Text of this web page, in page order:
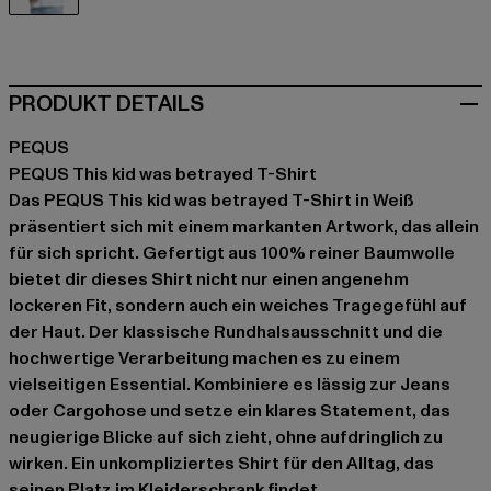
PRODUKT DETAILS
PEQUS
PEQUS This kid was betrayed T-Shirt
Das PEQUS This kid was betrayed T-Shirt in Weiß
präsentiert sich mit einem markanten Artwork, das allein
für sich spricht. Gefertigt aus 100% reiner Baumwolle
bietet dir dieses Shirt nicht nur einen angenehm
lockeren Fit, sondern auch ein weiches Tragegefühl auf
der Haut. Der klassische Rundhalsausschnitt und die
hochwertige Verarbeitung machen es zu einem
vielseitigen Essential. Kombiniere es lässig zur Jeans
oder Cargohose und setze ein klares Statement, das
neugierige Blicke auf sich zieht, ohne aufdringlich zu
wirken. Ein unkompliziertes Shirt für den Alltag, das